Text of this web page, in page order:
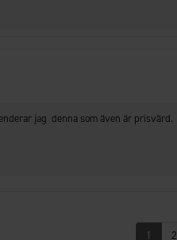
jag denna som även är prisvärd.
1 2